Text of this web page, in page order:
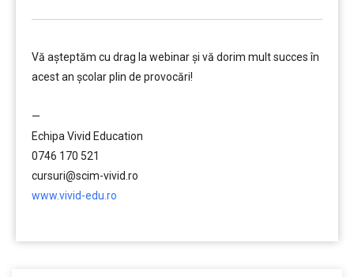
Vă aşteptăm cu drag la webinar şi vă dorim mult succes în
acest an şcolar plin de provocări!
—
Echipa Vivid Education
0746 170 521
cursuri@scim-vivid.ro
www.vivid-edu.ro